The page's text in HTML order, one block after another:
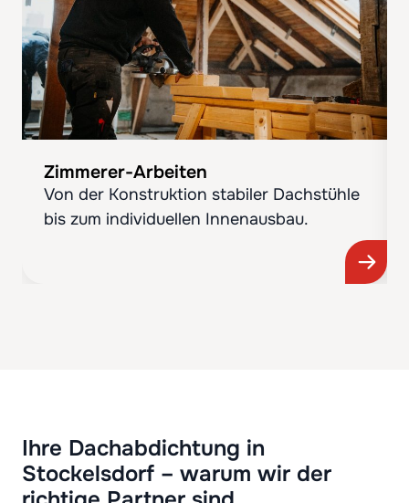
Zimmerer-Arbeiten
Von der Konstruktion stabiler Dachstühle
bis zum individuellen Innenausbau.
Ihre Dachabdichtung in
Stockelsdorf – warum wir der